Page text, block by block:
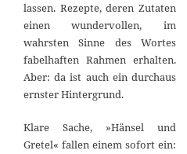
lassen. Rezepte, deren Zutaten
einen wundervollen, im
wahrsten Sinne des Wortes
fabelhaften Rahmen erhalten.
Aber: da ist auch ein durchaus
ernster Hintergrund.
Klare Sache, »Hänsel und
Gretel« fallen einem sofort ein: